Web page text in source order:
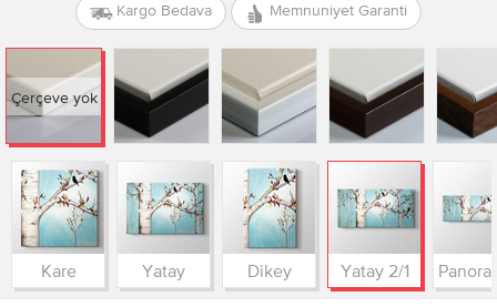
Kargo Bedava Memnuniyet Garanti
Çerçeve yok
Kare Yatay Dikey Yatay 2/1